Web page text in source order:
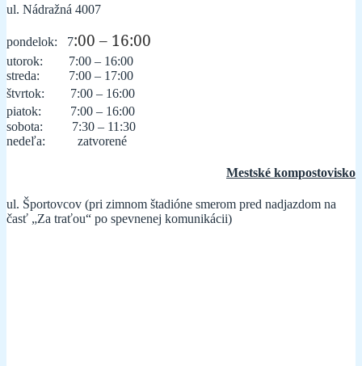
ul. Nádražná 4007
pondelok: 7:00 – 16:00
utorok: 7:00 – 16:00
streda: 7:00 – 17:00
štvrtok: 7:00 – 16:00
piatok: 7:00 – 16:00
sobota: 7:30 – 11:30
nedeľa: zatvorené
Mestské kompostovisko
ul. Športovcov (pri zimnom štadióne smerom pred nadjazdom na
časť „Za traťou“ po spevnenej komunikácii)